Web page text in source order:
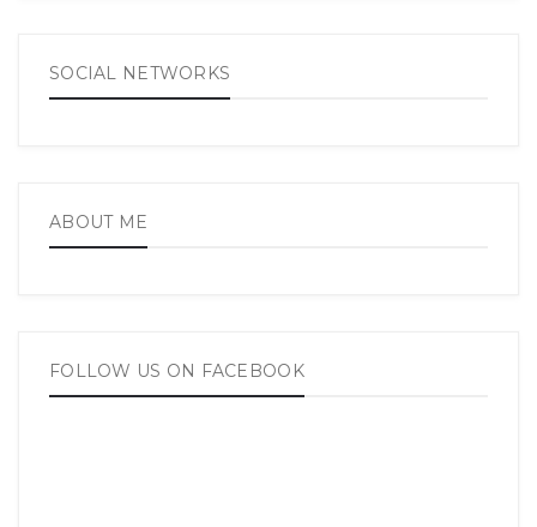
SOCIAL NETWORKS
ABOUT ME
FOLLOW US ON FACEBOOK